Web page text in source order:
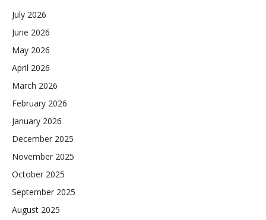
July 2026
June 2026
May 2026
April 2026
March 2026
February 2026
January 2026
December 2025
November 2025
October 2025
September 2025
August 2025